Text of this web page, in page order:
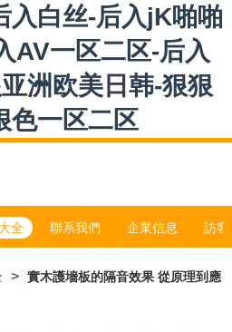
入白丝-后入jK啪啪
AV一区二区-后入
洲欧美日韩-狠狠
色一区二区
全 聯系我們 企業信息 訪客
> 實木護墻板的隔音效果 從原理到應